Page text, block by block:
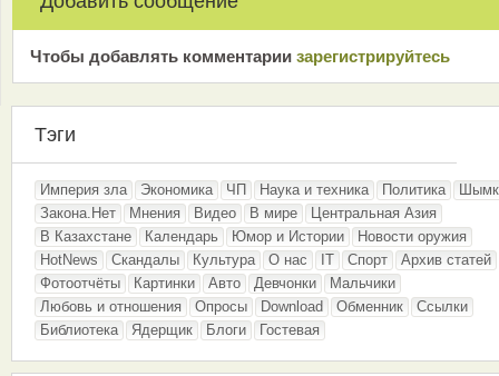
Чтобы добавлять комментарии зарeгиcтрирyйтeсь
Тэги
Империя зла Экономика ЧП Наука и техника Политика
Закона.Нет
Мнения Видео В мире
Центральная Азия
В Казахстане
Календарь Юмор и Истории
Новости оружия
HotNews
Скандалы Культура О нас IT Спорт
Архив статей
Фотоотчёты
Картинки Авто Девчонки
Мальчики
Любовь и отношения
Опросы Download Обменник
Ссылки
Библиотека
Ядерщик Блоги Гостевая